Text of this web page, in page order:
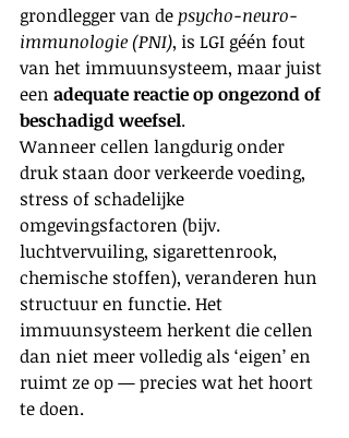
grondlegger van de psycho-neuro-
immunologie (PNI), is LGI géén fout
van het immuunsysteem, maar juist
een adequate reactie op ongezond of
beschadigd weefsel.
Wanneer cellen langdurig onder
druk staan door verkeerde voeding,
stress of schadelijke
omgevingsfactoren (bijv.
luchtvervuiling, sigarettenrook,
chemische stoffen), veranderen hun
structuur en functie. Het
immuunsysteem herkent die cellen
dan niet meer volledig als ‘eigen’ en
ruimt ze op — precies wat het hoort
te doen.